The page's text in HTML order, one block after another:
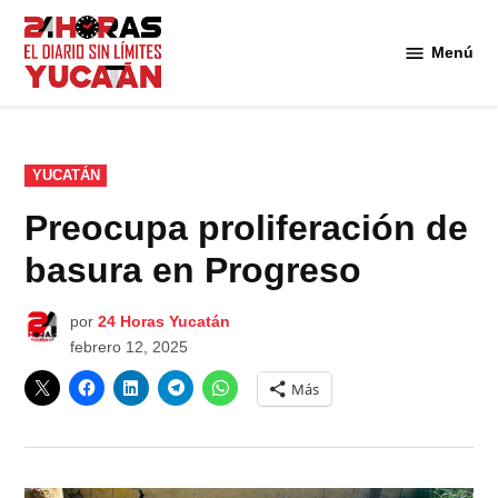
Saltar
contenido
Menú
PUBLICADO
EN
YUCATÁN
Preocupa proliferación de
basura en Progreso
por 24 Horas Yucatán
febrero 12, 2025
Más